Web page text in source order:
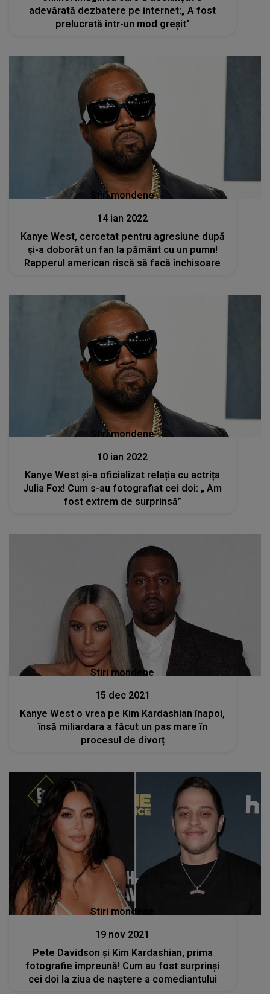
adevărată dezbatere pe internet:„ A fost
prelucrată într-un mod greșit”
Stiri mondene
14 ian 2022
Kanye West, cercetat pentru agresiune după
și-a doborât un fan la pământ cu un pumn!
Rapperul american riscă să facă închisoare
Stiri mondene
10 ian 2022
Kanye West și-a oficializat relația cu actrița
Julia Fox! Cum s-au fotografiat cei doi: „ Am
fost extrem de surprinsă”
Stiri mondene
15 dec 2021
Kanye West o vrea pe Kim Kardashian înapoi,
însă miliardara a făcut un pas mare în
procesul de divorț
Stiri mondene
19 nov 2021
Pete Davidson și Kim Kardashian, prima
fotografie împreună! Cum au fost surprinşi
cei doi la ziua de naștere a comediantului